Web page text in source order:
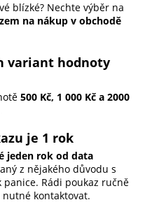
blízké? Nechte výběr na
na nákup v obchodě
variant hodnoty
500 Kč, 1 000 Kč a 2000
je 1 rok
jeden rok od data
z nějakého důvodu s
Rádi poukaz ručně
kontaktovat.